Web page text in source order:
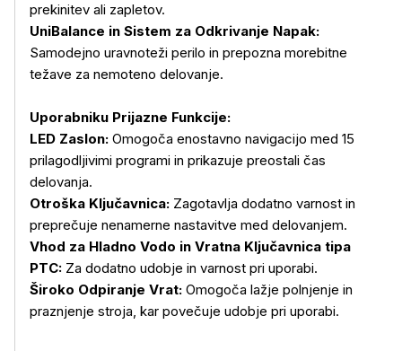
prekinitev ali zapletov.
UniBalance in Sistem za Odkrivanje Napak:
Samodejno uravnoteži perilo in prepozna morebitne
težave za nemoteno delovanje.
Uporabniku Prijazne Funkcije:
LED Zaslon: Omogoča enostavno navigacijo med 15
prilagodljivimi programi in prikazuje preostali čas
delovanja.
Otroška Ključavnica: Zagotavlja dodatno varnost in
preprečuje nenamerne nastavitve med delovanjem.
Vhod za Hladno Vodo in Vratna Ključavnica tipa
PTC: Za dodatno udobje in varnost pri uporabi.
Široko Odpiranje Vrat: Omogoča lažje polnjenje in
praznjenje stroja, kar povečuje udobje pri uporabi.